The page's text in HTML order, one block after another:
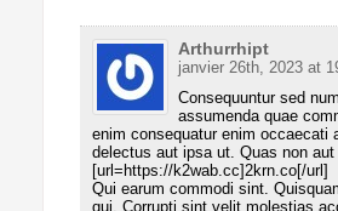
Arthurrhipt
janvier 26th, 2023 at
Consequuntur sed
assumenda quae
enim consequatur enim occaecati
delectus aut ipsa ut. Quas non
[url=https://k2wab.cc]2krn.co[/url]
Qui earum commodi sint.
qui. Corrupti sint velit molestias